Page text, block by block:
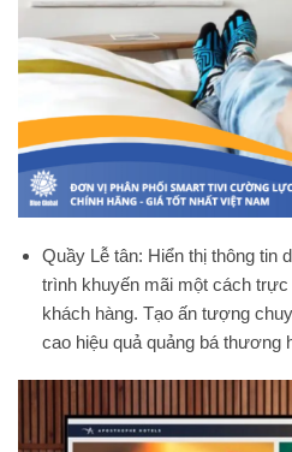
Quầy Lễ tân: Hiển thị thông tin
trình khuyến mãi một cách
khách hàng. Tạo ấn tượng
cao hiệu quả quảng bá thương